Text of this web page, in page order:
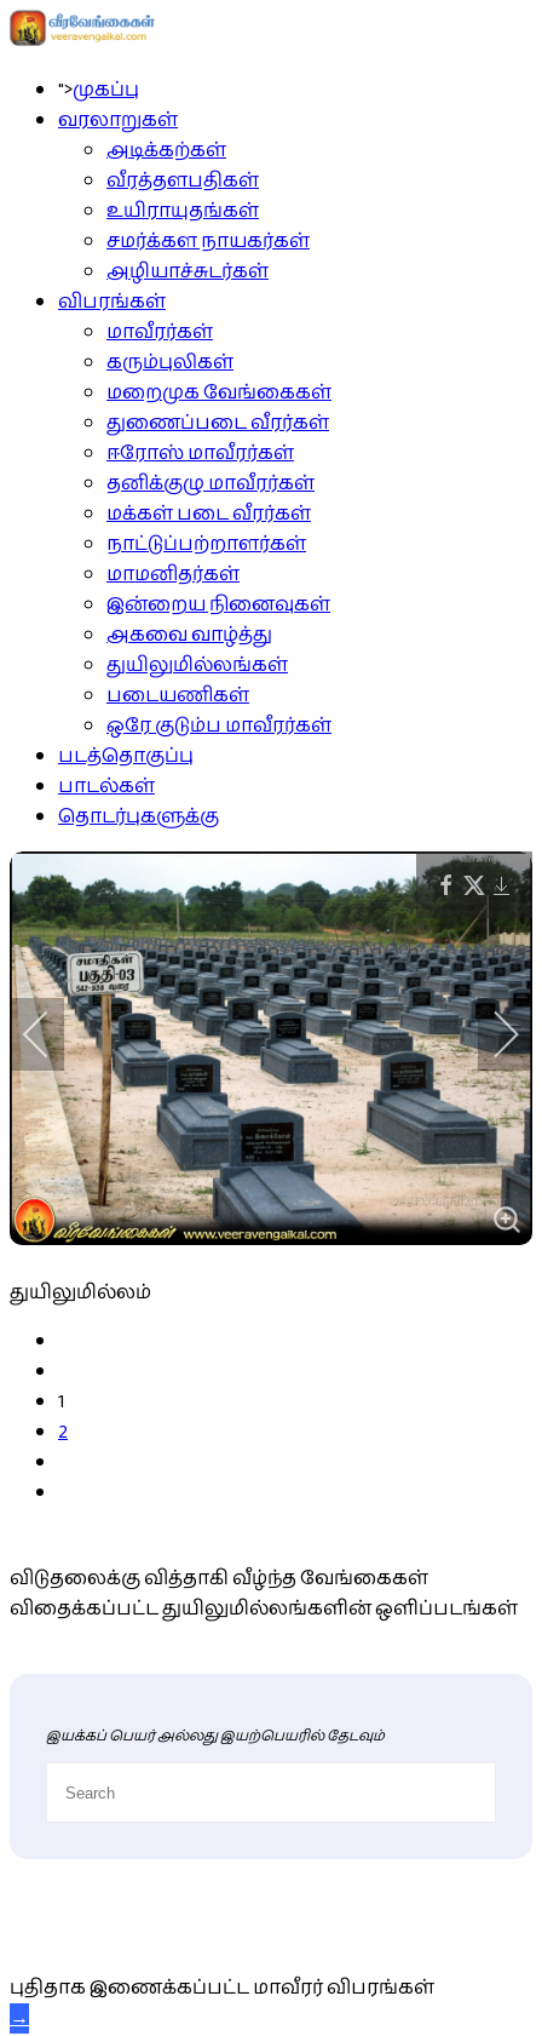
">முகப்பு
வரலாறுகள்
அடிக்கற்கள்
வீரத்தளபதிகள்
உயிராயுதங்கள்
சமர்க்கள நாயகர்கள்
அழியாச்சுடர்கள்
விபரங்கள்
மாவீரர்கள்
கரும்புலிகள்
மறைமுக வேங்கைகள்
துணைப்படை வீரர்கள்
ஈரோஸ் மாவீரர்கள்
தனிக்குழு மாவீரர்கள்
மக்கள் படை வீரர்கள்
நாட்டுப்பற்றாளர்கள்
மாமனிதர்கள்
இன்றைய நினைவுகள்
அகவை வாழ்த்து
துயிலுமில்லங்கள்
படையணிகள்
ஒரே குடும்ப மாவீரர்கள்
படத்தொகுப்பு
பாடல்கள்
தொடர்புகளுக்கு
துயிலுமில்லம்
1
2
விடுதலைக்கு வித்தாகி வீழ்ந்த வேங்கைகள்
விதைக்கப்பட்ட துயிலுமில்லங்களின் ஒளிப்படங்கள்
இயக்கப் பெயர் அல்லது இயற்பெயரில் தேடவும்
புதிதாக இணைக்கப்பட்ட மாவீரர் விபரங்கள்
→